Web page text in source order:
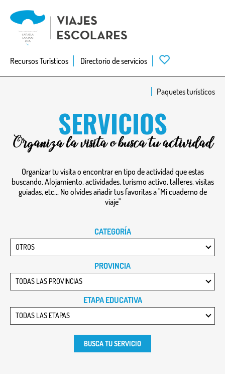
main
navigation
Recursos Turísticos Directorio de servicios
Paquetes turísticos
SERVICIOS
Organiza la visita o busca tu actividad
Organizar tu visita o encontrar en tipo de actividad que estas
buscando. Alojamiento, actividades, turismo activo, talleres, visitas
guiadas, etc... No olvides añadir tus favoritas a "Mi cuaderno de
viaje"
CATEGORÍA
OTROS
PROVINCIA
TODAS LAS PROVINCIAS
ETAPA EDUCATIVA
TODAS LAS ETAPAS
BUSCA TU SERVICIO